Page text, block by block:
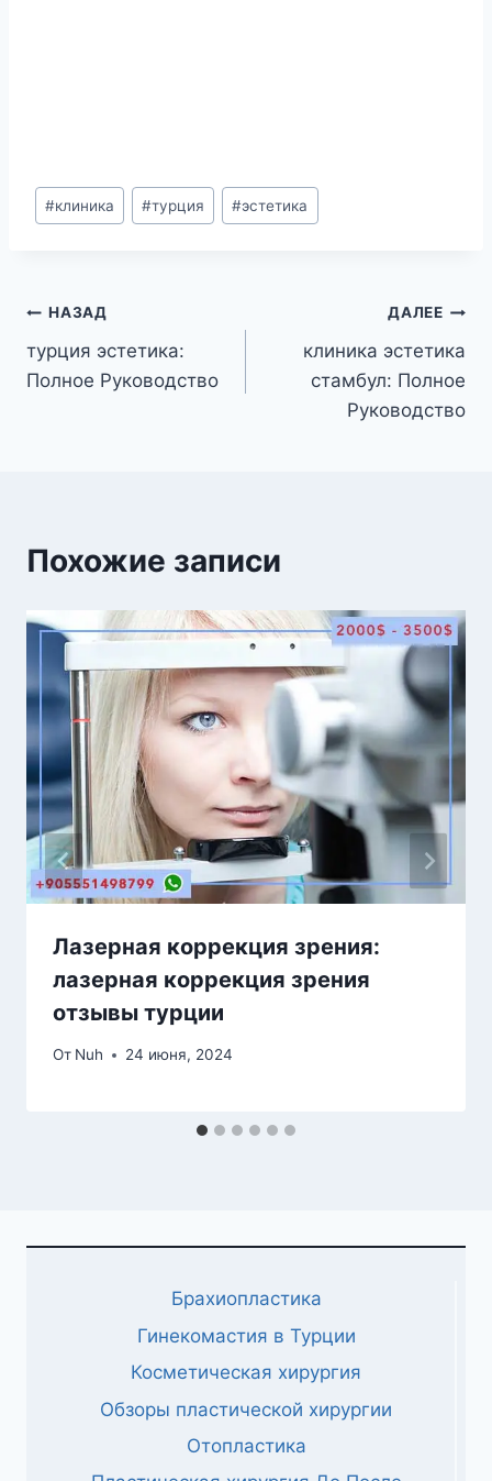
Метки
записи:
#клиника #турция #эстетика
Навигация
по
НАЗАД
турция эстетика:
Полное Руководство
ДАЛЕЕ
клиника эстетика
стамбул: Полное
Руководство
Похожие записи
Лазерная коррекция зрения:
лазерная коррекция зрения
отзывы турции
От Nuh 24 июня, 2024
Брахиопластика
Гинекомастия в Турции
Косметическая хирургия
Обзоры пластической хирургии
Отопластика